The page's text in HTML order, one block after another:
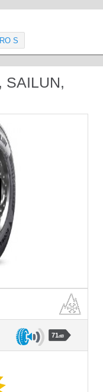
S
SAILUN,
71dB